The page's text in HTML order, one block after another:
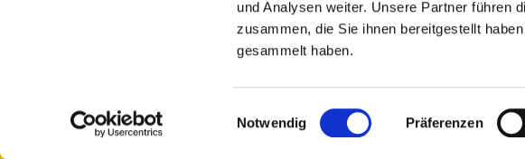
und Analysen weiter. Unsere Partner führen
zusammen, die Sie ihnen bereitgestellt
gesammelt haben.
i
Notwendig Präferenzen